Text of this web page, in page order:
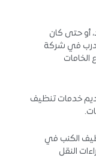
أو حتى كان
في شركة
الخامات
خدمات تنظيف
الكنب في
النقل